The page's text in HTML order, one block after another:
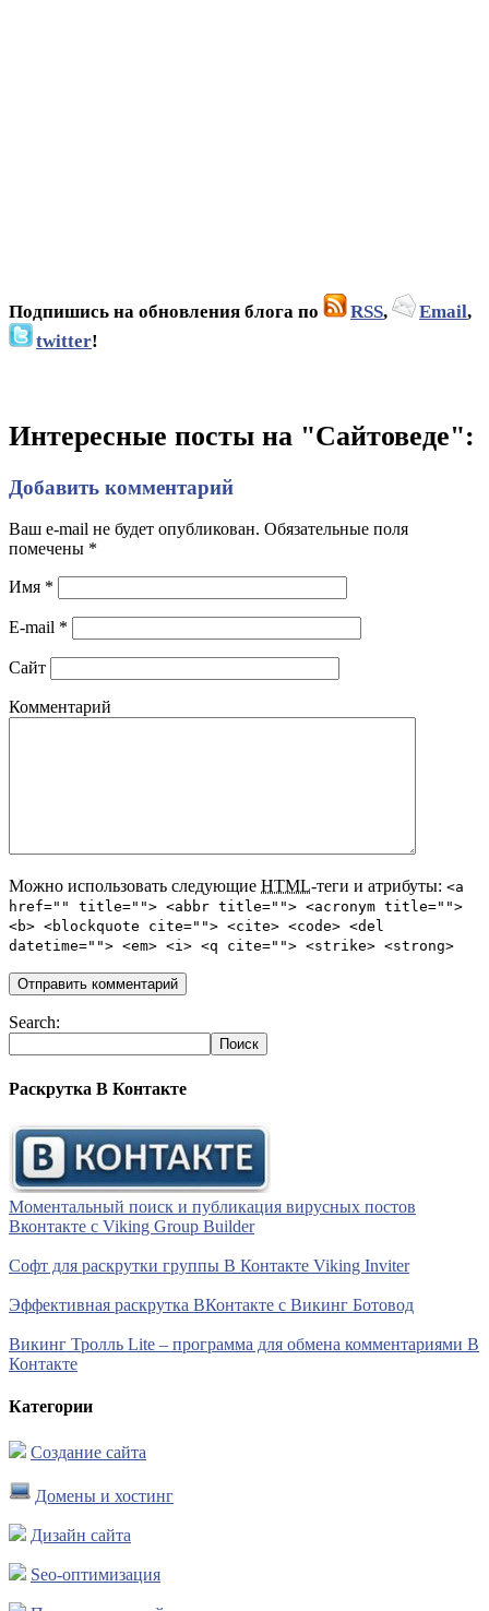
Подпишись на обновления блога по RSS, Email,
twitter!
Интересные посты на "Сайтоведе":
Добавить комментарий
Ваш e-mail не будет опубликован. Обязательные поля
помечены *
Имя *
E-mail *
Сайт
Комментарий
Можно использовать следующие HTML-теги и атрибуты: <a
href="" title=""> <abbr title=""> <acronym title="">
<b> <blockquote cite=""> <cite> <code> <del
datetime=""> <em> <i> <q cite=""> <strike> <strong>
Search:
Раскрутка В Контакте
Моментальный поиск и публикация вирусных постов
Вконтакте с Viking Group Builder
Софт для раскрутки группы В Контакте Viking Inviter
Эффективная раскрутка ВКонтакте с Викинг Ботовод
Викинг Тролль Lite – программа для обмена комментариями В
Контакте
Категории
Создание сайта
Домены и хостинг
Дизайн сайта
Seo-оптимизация